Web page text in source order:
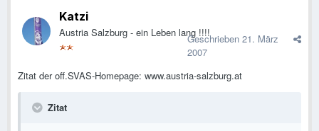
Katzi
Austria Salzburg - ein Leben lang !!!!Geschrieben 21. März
2007
Zitat der off.SVAS-Homepage: www.austria-salzburg.at
Zitat